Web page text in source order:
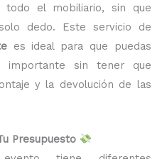
todo el mobiliario, sin que
dedo. Este servicio de
es ideal para que puedas
importante sin tener que
y la devolución de las
Presupuesto